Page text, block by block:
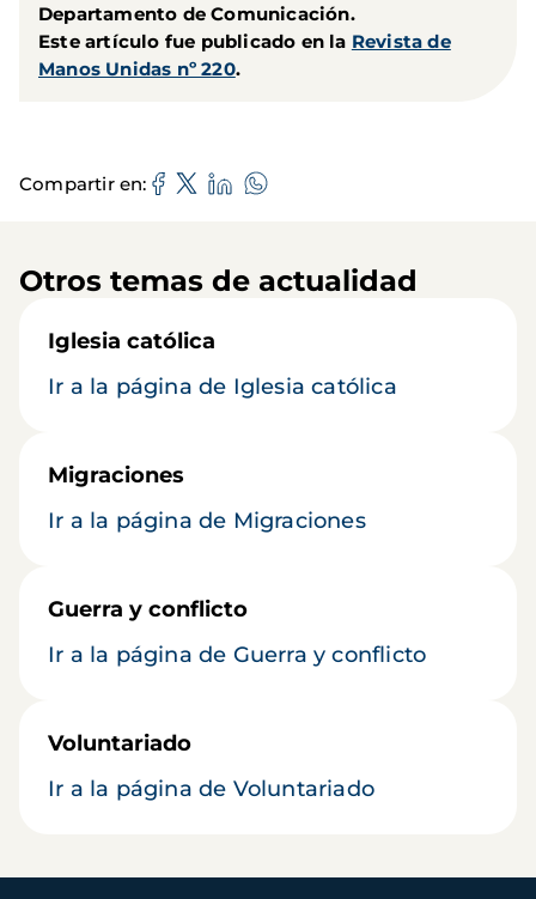
Departamento de Comunicación.
Este artículo fue publicado en la Revista de
Manos Unidas nº 220.
Compartir en
Otros temas de actualidad
Iglesia católica
Ir a la página de Iglesia católica
Migraciones
Ir a la página de Migraciones
Guerra y conflicto
Ir a la página de Guerra y conflicto
Voluntariado
Ir a la página de Voluntariado